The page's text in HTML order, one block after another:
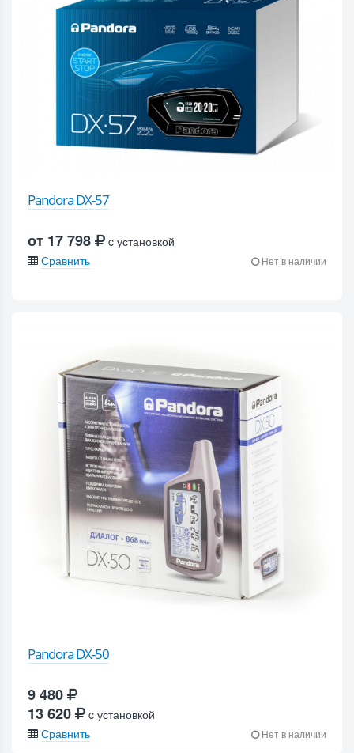
Pandora DX-57
от 17 798
c установкой
Сравнить
Нет в наличии
Pandora DX-50
9 480
13 620
c установкой
Сравнить
Нет в наличии